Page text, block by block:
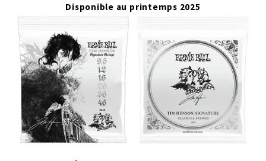
Disponible au printemps 2025